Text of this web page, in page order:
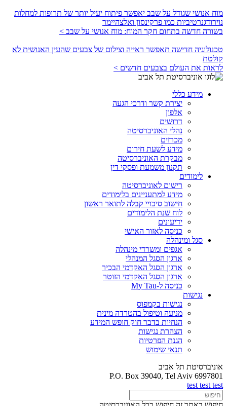
מוח אנושי שגודל על שבב יאפשר פיתוח יעיל יותר של תרופות למחלות
נוירודגנרטיביות כמו פרקינסון ואלצהיימר
בשורה חדשה בתחום חקר המוח: מוח אנושי על שבב >
טכנולוגיה חדישה תאפשר ראייה וצילום של צבעים שהעין האנושית לא
קולטת
לראות את העולם בצבעים חדשים >
מידע כללי
יצירת קשר ודרכי הגעה
אלפון
דרושים
נהלי האוניברסיטה
מכרזים
מידע לשעת חירום
מבקרת האוניברסיטה
תקנון משמעת ופסקי דין
לימודים
רישום לאוניברסיטה
מידע למתעניינים בלימודים
חישוב סיכויי קבלה לתואר ראשון
לוח שנת הלימודים
ידיעונים
כניסה לאזור האישי
סגל ומינהלה
אגפים ומשרדי מינהלה
ארגון הסגל המנהלי
ארגון הסגל האקדמי הבכיר
ארגון הסגל האקדמי הזוטר
כניסה ל-My Tau
נגישות
נגישות בקמפוס
מניעה וטיפול בהטרדה מינית
הנחיות בדבר חוק חופש המידע
הצהרת נגישות
הגנת הפרטיות
תנאי שימוש
אוניברסיטת תל אביב
P.O. Box 39040, Tel Aviv 6997801
test test test